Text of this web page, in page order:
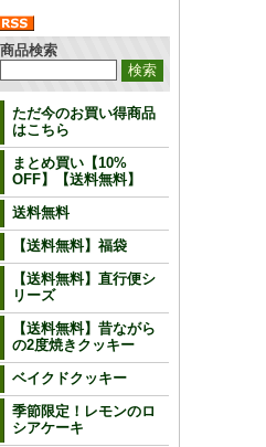
商品検索
ただ今のお買い得商品
はこちら
まとめ買い【10%
OFF】【送料無料】
送料無料
【送料無料】福袋
【送料無料】直行便シ
リーズ
【送料無料】昔ながら
の2度焼きクッキー
ベイクドクッキー
季節限定！レモンのロ
シアケーキ